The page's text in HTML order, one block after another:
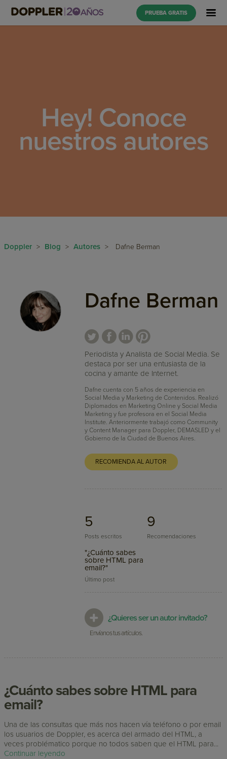
PRUEBA GRATIS
Hey! Conoce
nuestros autores
Doppler > Blog > Autores > Dafne Berman
Dafne Berman
Periodista y Analista de Social Media. Se
destaca por ser una entusiasta de la
cocina y amante de Internet.
Dafne cuenta con 5 años de experiencia en
Social Media y Marketing de Contenidos. Realizó
Diplomados en Marketing Online y Social Media
Marketing y fue profesora en el Social Media
Institute. Anteriormente trabajó como Community
y Content Manager para Doppler, DEMASLED y el
Gobierno de la Ciudad de Buenos Aires.
RECOMIENDA AL AUTOR
5
Posts escritos
9
Recomendaciones
"¿Cuánto sabes
sobre HTML para
email?"
Último post
¿Quieres ser un autor invitado?
Envíanos tus artículos.
¿Cuánto sabes sobre HTML para
email?
Una de las consultas que más nos hacen vía teléfono o por email
los usuarios de Doppler, es acerca del armado del HTML, a
veces problématico porque no todos saben que el HTML para...
Continuar leyendo